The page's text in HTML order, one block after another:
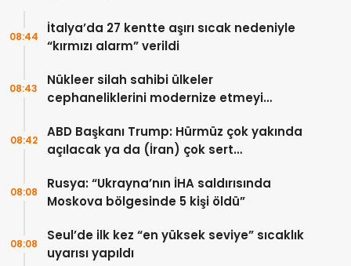
İtalya’da 27 kentte aşırı sıcak nedeniyle
“kırmızı alarm” verildi
08:44
Nükleer silah sahibi ülkeler
cephaneliklerini modernize etmeyi
08:43
ABD Başkanı Trump: Hürmüz çok yakında
açılacak ya da (İran) çok sert
08:42
Rusya: “Ukrayna’nın İHA saldırısında
Moskova bölgesinde 5 kişi öldü”
08:08
Seul’de ilk kez “en yüksek seviye” sıcaklık
uyarısı yapıldı
08:08